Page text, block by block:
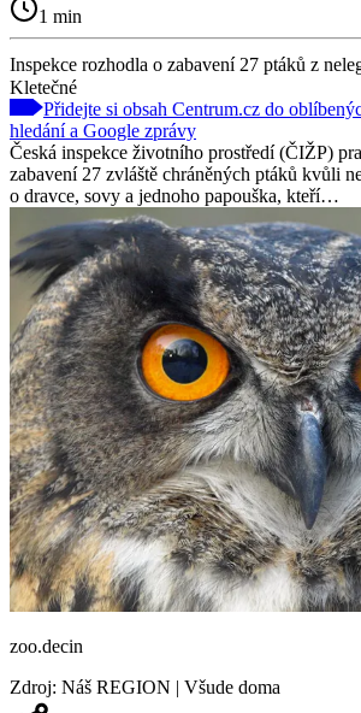
1 min
Inspekce rozhodla o zabavení 27 ptáků z
Kletečné
Přidejte si obsah Centrum.cz do
hledání a Google zprávy
Česká inspekce životního prostředí (ČIŽP)
zabavení 27 zvláště chráněných ptáků kvůli
o dravce, sovy a jednoho papouška, kteří…
zoo.decin
Zdroj: Náš REGION | Všude doma